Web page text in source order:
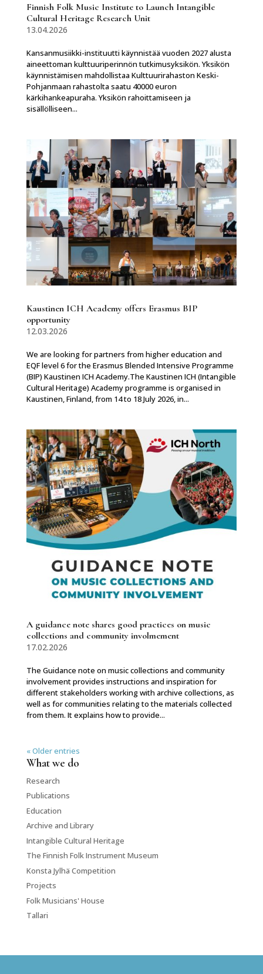
Finnish Folk Music Institute to Launch Intangible
Cultural Heritage Research Unit
13.04.2026
Kansanmusiikki-instituutti käynnistää vuoden 2027 alusta
aineettoman kulttuuriperinnön tutkimusyksikön. Yksikön
käynnistämisen mahdollistaa Kulttuurirahaston Keski-
Pohjanmaan rahastolta saatu 40000 euron
kärkihankeapuraha. Yksikön rahoittamiseen ja
sisällölliseen...
Kaustinen ICH Academy offers Erasmus BIP
opportunity
12.03.2026
We are looking for partners from higher education and
EQF level 6 for the Erasmus Blended Intensive Programme
(BIP) Kaustinen ICH Academy.The Kaustinen ICH (Intangible
Cultural Heritage) Academy programme is organised in
Kaustinen, Finland, from 14 to 18 July 2026, in...
A guidance note shares good practices on music
collections and community involmement
17.02.2026
The Guidance note on music collections and community
involvement provides instructions and inspiration for
different stakeholders working with archive collections, as
well as for communities relating to the materials collected
from them. It explains how to provide...
« Older entries
What we do
Research
Publications
Education
Archive and Library
Intangible Cultural Heritage
The Finnish Folk Instrument Museum
Konsta Jylhä Competition
Projects
Folk Musicians' House
Tallari